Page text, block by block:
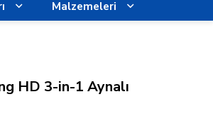
Malzemeleri
HD 3-in-1 Aynalı